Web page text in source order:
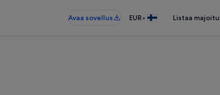
Avaa sovellus
EUR• Listaa